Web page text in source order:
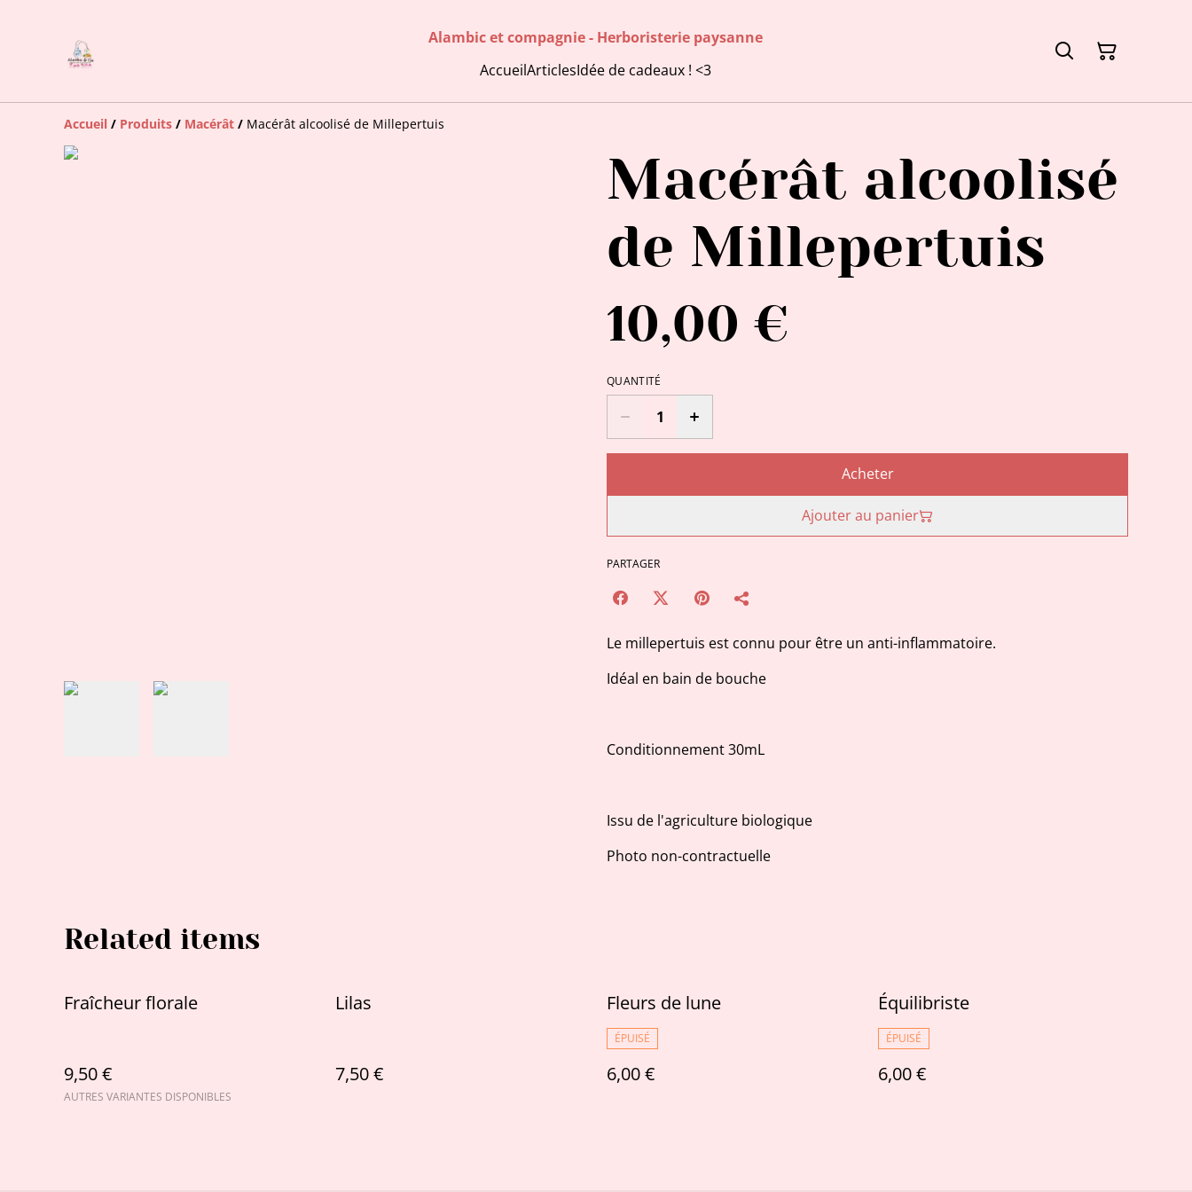
Alambic et compagnie - Herboristerie paysanne
AccueilArticlesIdée de cadeaux ! <3
Accueil / Produits / Macérât / Macérât alcoolisé de Millepertuis
Macérât alcoolisé
de Millepertuis
10,00 €
QUANTITÉ
Acheter
Ajouter au panier
PARTAGER
Le millepertuis est connu pour être un anti-inflammatoire.
Idéal en bain de bouche
Conditionnement 30mL
Issu de l'agriculture biologique
Photo non-contractuelle
Related items
Fraîcheur florale
9,50 €
AUTRES VARIANTES DISPONIBLES
Lilas
7,50 €
Fleurs de lune
ÉPUISÉ
6,00 €
Équilibriste
ÉPUISÉ
6,00 €